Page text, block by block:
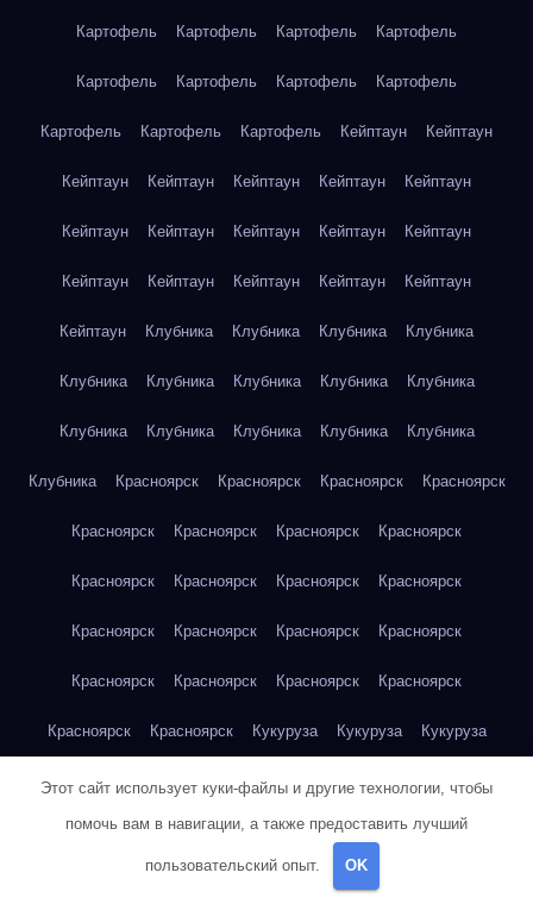
Картофель Картофель Картофель Картофель
Картофель Картофель Картофель Картофель
Картофель Картофель Картофель Кейптаун Кейптаун
Кейптаун Кейптаун Кейптаун Кейптаун Кейптаун
Кейптаун Кейптаун Кейптаун Кейптаун Кейптаун
Кейптаун Кейптаун Кейптаун Кейптаун Кейптаун
Кейптаун Клубника Клубника Клубника Клубника
Клубника Клубника Клубника Клубника Клубника
Клубника Клубника Клубника Клубника Клубника
Клубника Красноярск Красноярск Красноярск Красноярск
Красноярск Красноярск Красноярск Красноярск
Красноярск Красноярск Красноярск Красноярск
Красноярск Красноярск Красноярск Красноярск
Красноярск Красноярск Красноярск Красноярск
Красноярск Красноярск Кукуруза Кукуруза Кукуруза
Кукуруза Кукуруза Кукуруза Кукуруза Кукуруза
Кукуруза Кукуруза Кукуруза Кукуруза Кукуруза
Этот сайт использует куки-файлы и другие технологии, чтобы
помочь вам в навигации, а также предоставить лучший
пользовательский опыт. OK